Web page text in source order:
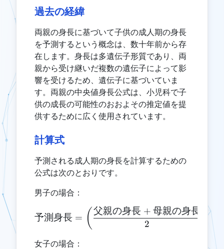
過去の経緯
両親の身長に基づいて子供の成人期の身長
を予測するという概念は、数十年前から存
在します。身長は多遺伝子形質であり、両
親から受け継いだ複数の遺伝子によって影
響を受けるため、遺伝子に基づいていま
す。両親の中央値身長公式は、小児科で子
供の成長の可能性のおおよその推定値を提
供するために広く使用されています。
計算式
予測される成人期の身長を計算するための
公式は次のとおりです。
男子の場合：
\text{予測身長} =
予測身長 = ( 2
父親の身長 + 母親の身長 ) +
女子の場合：